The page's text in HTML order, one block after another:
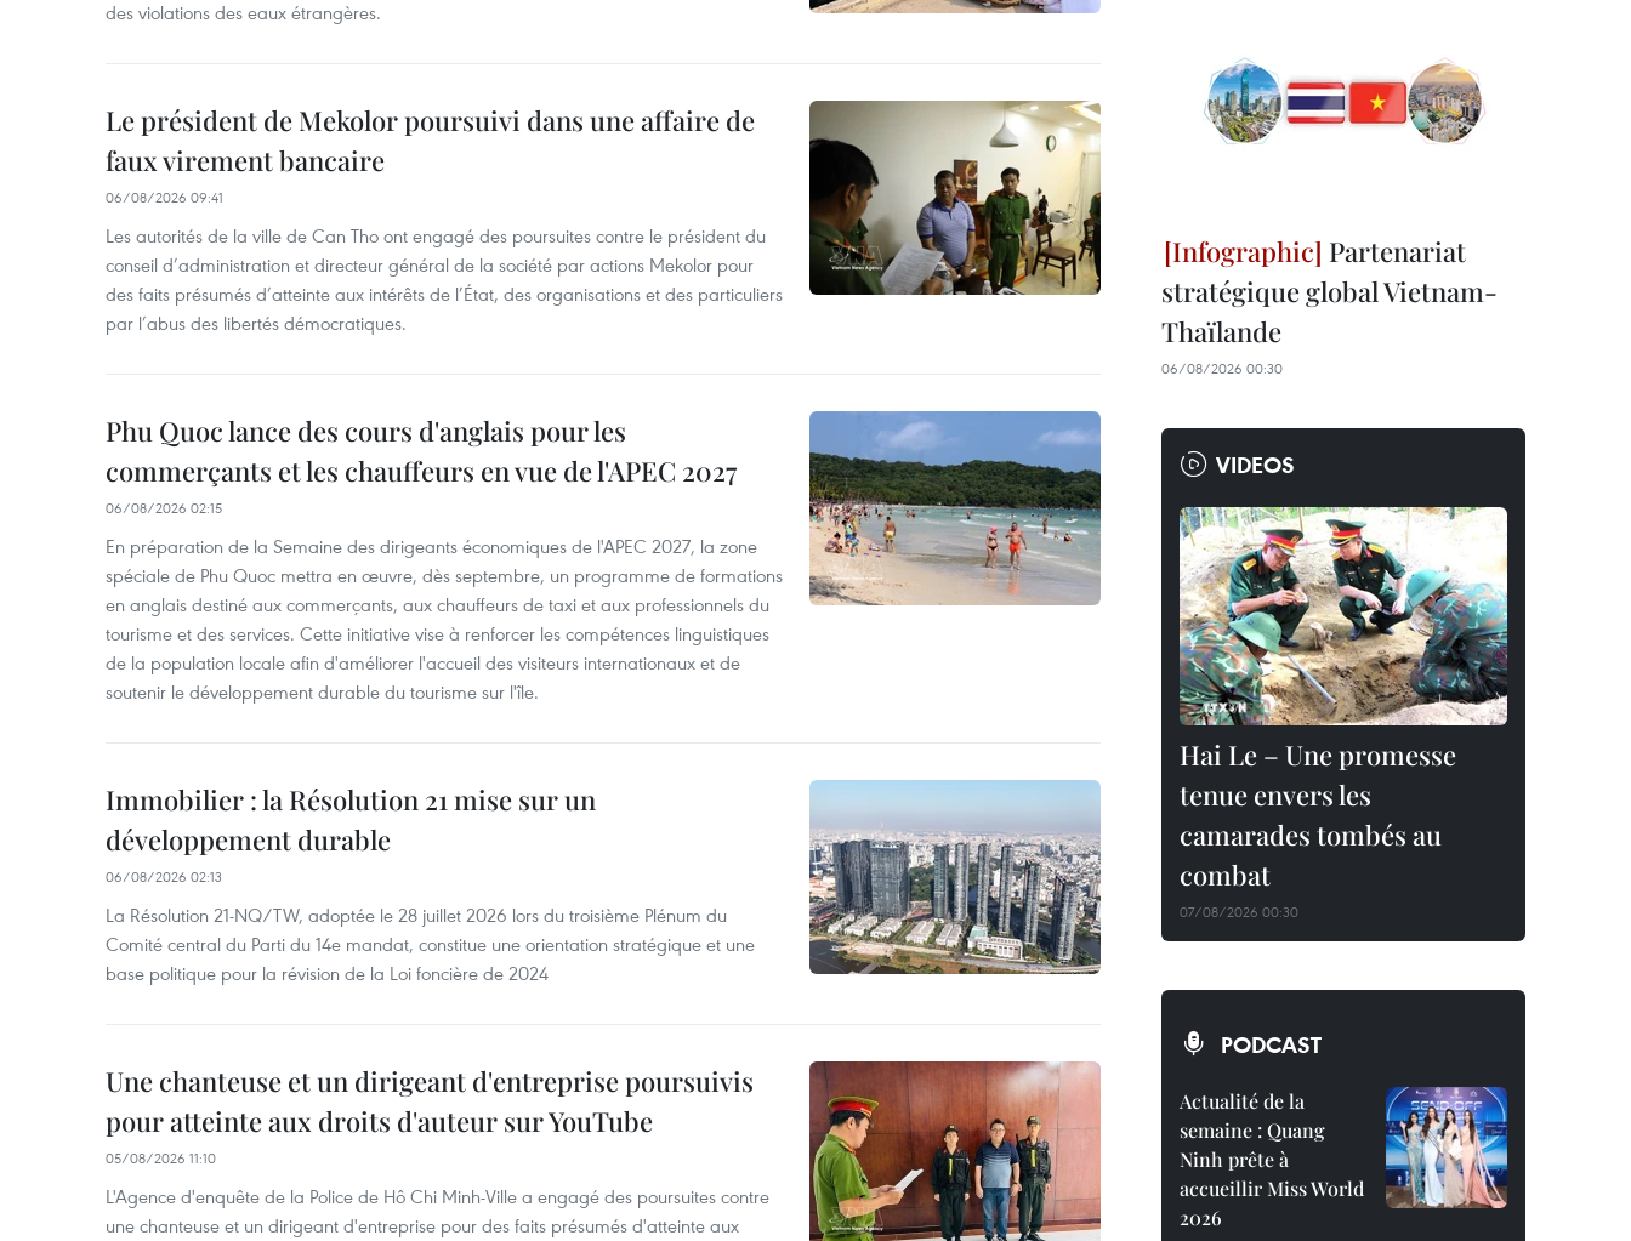
des violations des eaux étrangères.
Le président de Mekolor poursuivi dans une affaire de
faux virement bancaire
06/08/2026 09:41
Les autorités de la ville de Can Tho ont engagé des poursuites contre le président du
conseil d’administration et directeur général de la société par actions Mekolor pour
des faits présumés d’atteinte aux intérêts de l’État, des organisations et des particuliers
par l’abus des libertés démocratiques.
Phu Quoc lance des cours d'anglais pour les
commerçants et les chauffeurs en vue de l'APEC 2027
06/08/2026 02:15
En préparation de la Semaine des dirigeants économiques de l'APEC 2027, la zone
spéciale de Phu Quoc mettra en œuvre, dès septembre, un programme de formations
en anglais destiné aux commerçants, aux chauffeurs de taxi et aux professionnels du
tourisme et des services. Cette initiative vise à renforcer les compétences linguistiques
de la population locale afin d'améliorer l'accueil des visiteurs internationaux et de
soutenir le développement durable du tourisme sur l'île.
Immobilier : la Résolution 21 mise sur un
développement durable
06/08/2026 02:13
La Résolution 21-NQ/TW, adoptée le 28 juillet 2026 lors du troisième Plénum du
Comité central du Parti du 14e mandat, constitue une orientation stratégique et une
base politique pour la révision de la Loi foncière de 2024
Une chanteuse et un dirigeant d'entreprise poursuivis
pour atteinte aux droits d'auteur sur YouTube
05/08/2026 11:10
L'Agence d'enquête de la Police de Hô Chi Minh-Ville a engagé des poursuites contre
une chanteuse et un dirigeant d'entreprise pour des faits présumés d'atteinte aux
Partenariat
stratégique global Vietnam-
Thaïlande
06/08/2026 00:30
VIDEOS
Hai Le – Une promesse
tenue envers les
camarades tombés au
combat
07/08/2026 00:30
PODCAST
Actualité de la
semaine : Quang
Ninh prête à
accueillir Miss World
2026